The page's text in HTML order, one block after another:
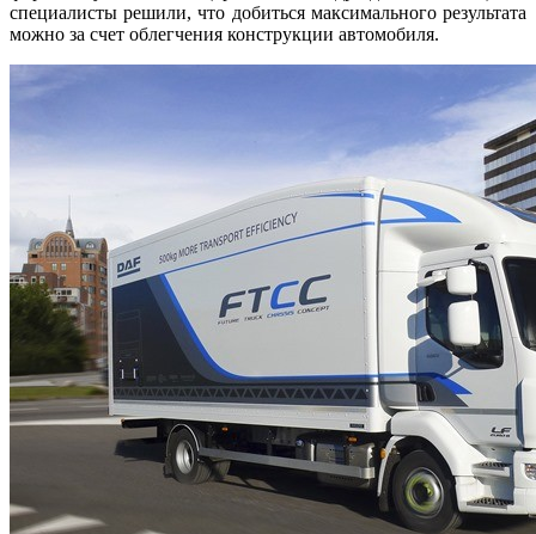
специалисты решили, что добиться максимального результата
можно за счет облегчения конструкции автомобиля.